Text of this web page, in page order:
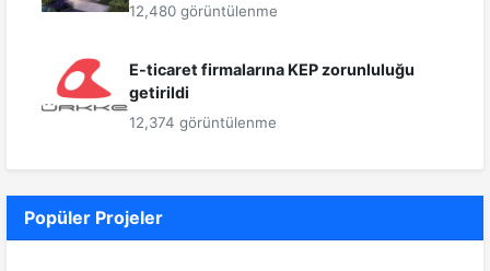
12,480 görüntülenme
E-ticaret firmalarına KEP zorunluluğu
getirildi
12,374 görüntülenme
Popüler Projeler